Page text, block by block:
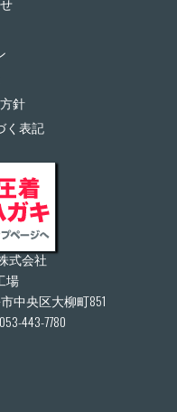
針
く表記
式会社
場
中央区大柳町851
443-7780